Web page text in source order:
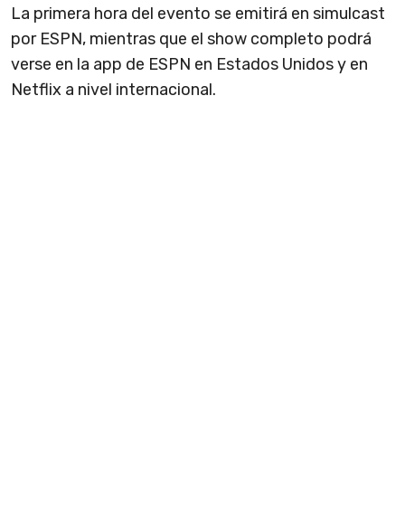
La primera hora del evento se emitirá en simulcast
por ESPN, mientras que el show completo podrá
verse en la app de ESPN en Estados Unidos y en
Netflix a nivel internacional.